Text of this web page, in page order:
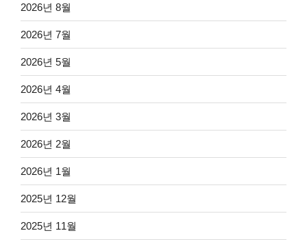
2026년 8월
2026년 7월
2026년 5월
2026년 4월
2026년 3월
2026년 2월
2026년 1월
2025년 12월
2025년 11월